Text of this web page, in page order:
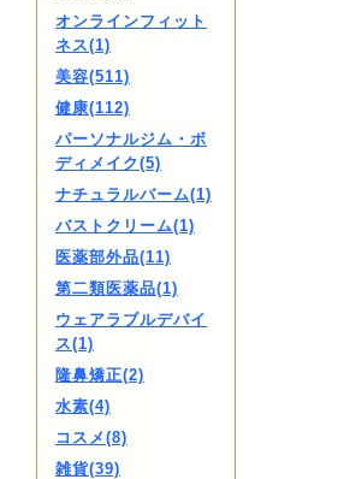
オンラインフィット
ネス(1)
美容(511)
健康(112)
パーソナルジム・ボ
ディメイク(5)
ナチュラルバーム(1)
バストクリーム(1)
医薬部外品(11)
第二類医薬品(1)
ウェアラブルデバイ
ス(1)
隆鼻矯正(2)
水素(4)
コスメ(8)
雑貨(39)